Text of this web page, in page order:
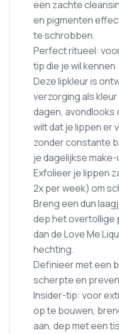
een zachte
en pigmenten
te schrobben.
Perfect ritueel:
tip die je wil kennen
Deze lipkleur is
verzorging als
dagen, avondlooks
wilt dat je lippen er
zonder constante
je dagelijkse
Exfolieer je lippen
2x per week) om
Breng een dun
dep het overtollige
dan de Love Me
hechting.
Definieer met een
scherpte en
Insider-tip: voor
op te bouwen,
aan, dep met een